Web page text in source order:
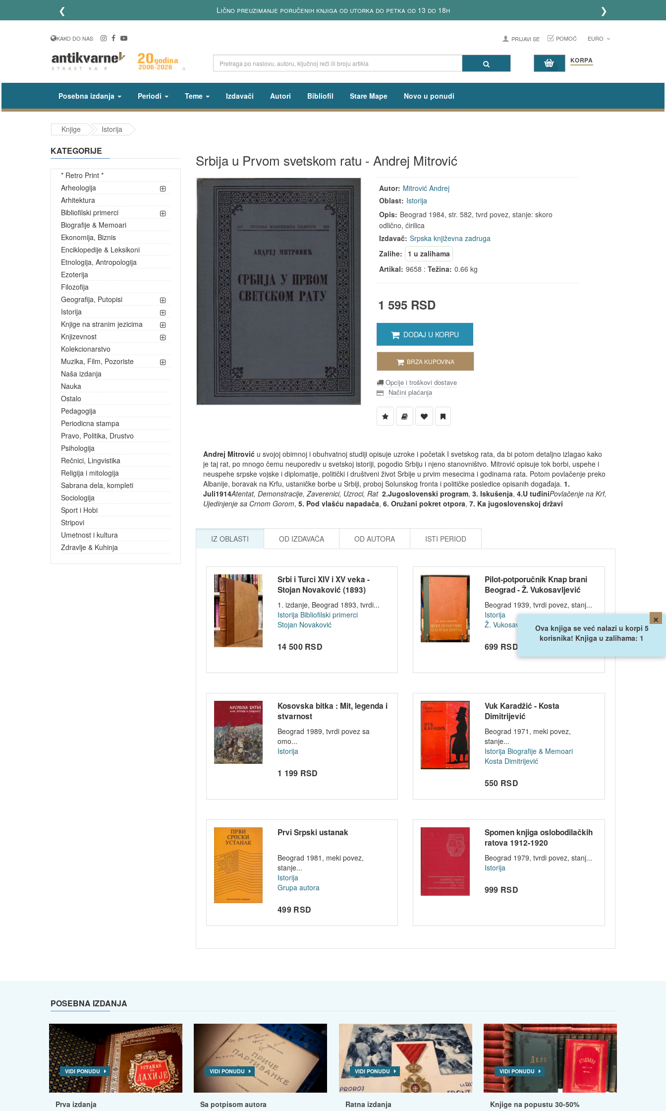
❮ Lično preuzimanje poručenih knjiga od utorka do petka od 13 do 18h ❯
KAKO DO NAS PRIJAVI SE POMOĆ EURO
KORPA
Posebna izdanja Periodi Teme Izdavači Autori Bibliofil Stare Mape Novo u ponudi
Knjige Istorija
KATEGORIJE
* Retro Print *
Arheologija
Arhitektura
Bibliofilski primerci
Biografije & Memoari
Ekonomija, Biznis
Enciklopedije & Leksikoni
Etnologija, Antropologija
Ezoterija
Filozofija
Geografija, Putopisi
Istorija
Knjige na stranim jezicima
Knjizevnost
Kolekcionarstvo
Muzika, Film, Pozoriste
Naša izdanja
Nauka
Ostalo
Pedagogija
Periodicna stampa
Pravo, Politika, Drustvo
Psihologija
Rečnici, Lingvistika
Religija i mitologija
Sabrana dela, kompleti
Sociologija
Sport i Hobi
Stripovi
Umetnost i kultura
Zdravlje & Kuhinja
Srbija u Prvom svetskom ratu - Andrej Mitrović
Autor: Mitrović Andrej
Oblast: Istorija
Opis: Beograd 1984, str. 582, tvrd povez, stanje: skoro
odlično, ćirilica
Izdavač: Srpska književna zadruga
Zalihe:
1 u zalihama
Artikal: 9658 :Težina: 0.66 kg
1 595 RSD
DODAJ U KORPU
BRZA KUPOVINA
Opcije i troškovi dostave
Načini plaćanja
Andrej Mitroviću svojoj obimnoj i obuhvatnoj studiji opisuje uzroke i početak I svetskog rata, da bi potom detaljno izlagao kako
je taj rat, po mnogo čemu neuporediv u svetskoj istoriji, pogodio Srbiju i njeno stanovništvo. Mitrović opisuje tok borbi, uspehe i
neuspehe srpske vojske i diplomatije, politički i društveni život Srbije u prvim mesecima i godinama rata. Potom povlačenje preko
Albanije, boravak na Krfu, ustaničke borbe u Srbiji, proboj Solunskog fronta i političke posledice opisanih događaja. 1.
Juli1914Atentat, Demonstracije, Zaverenici, Uzroci, Rat 2.Jugoslovenski program, 3. Iskušenja, 4.U tuđiniPovlačenje na Krf,
Ujedinjenje sa Crnom Gorom, 5. Pod vlašću napadača, 6. Oružani pokret otpora, 7. Ka jugoslovenskoj državi
IZ OBLASTI OD IZDAVAČA OD AUTORA ISTI PERIOD
Srbi i Turci XIV i XV veka -
Stojan Novaković (1893)
1. izdanje, Beograd 1893, tvrdi...
Istorija Bibliofilski primerci
Stojan Novaković
14 500 RSD
Pilot-potporučnik Knap brani
Beograd - Ž. Vukosavljević
1939
Beograd 1939, tvrdi povez, stanj...
Istorija
Ž. Vukosavljević
699 RSD
Kosovska bitka : Mit, legenda i
stvarnost
Beograd 1989, tvrdi povez sa
omo...
Istorija
1 199 RSD
Vuk Karadžić - Kosta
Dimitrijević
Beograd 1971, meki povez,
stanje...
Istorija Biografije & Memoari
Kosta Dimitrijević
550 RSD
Prvi Srpski ustanak
Beograd 1981, meki povez,
stanje...
Istorija
Grupa autora
499 RSD
Spomen knjiga oslobodilačkih
ratova 1912-1920
Beograd 1979, tvrdi povez, stanj...
Istorija
999 RSD
×
Ova knjiga se već nalazi u korpi 5
korisnika! Knjiga u zalihama: 1
POSEBNA IZDANJA
VIDI PONUDU
Prva izdanja
VIDI PONUDU
Sa potpisom autora
VIDI PONUDU
Ratna izdanja
VIDI PONUDU
Knjige na popustu 30-50%